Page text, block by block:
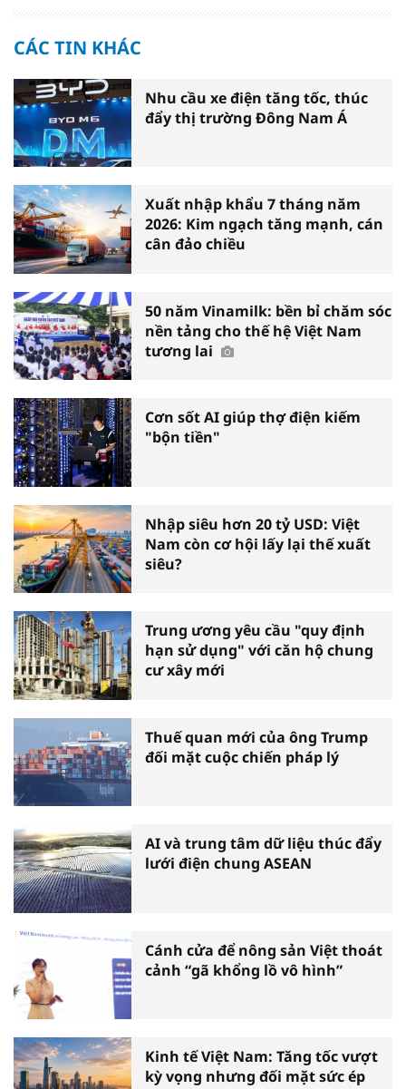
CÁC TIN KHÁC
Nhu cầu xe điện tăng tốc, thúc
đẩy thị trường Đông Nam Á
Xuất nhập khẩu 7 tháng năm
2026: Kim ngạch tăng mạnh, cán
cân đảo chiều
50 năm Vinamilk: bền bỉ chăm sóc
nền tảng cho thế hệ Việt Nam
tương lai
Cơn sốt AI giúp thợ điện kiếm
"bộn tiền"
Nhập siêu hơn 20 tỷ USD: Việt
Nam còn cơ hội lấy lại thế xuất
siêu?
Trung ương yêu cầu "quy định
hạn sử dụng" với căn hộ chung
cư xây mới
Thuế quan mới của ông Trump
đối mặt cuộc chiến pháp lý
AI và trung tâm dữ liệu thúc đẩy
lưới điện chung ASEAN
Cánh cửa để nông sản Việt thoát
cảnh “gã khổng lồ vô hình”
Kinh tế Việt Nam: Tăng tốc vượt
kỳ vọng nhưng đối mặt sức ép